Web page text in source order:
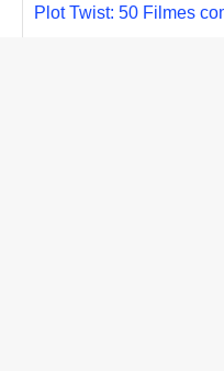
Plot Twist: 50 Filmes